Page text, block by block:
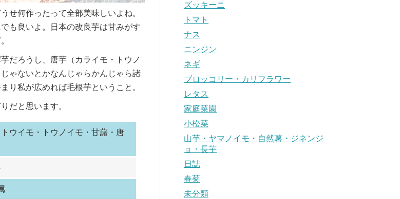
せ何作ったって全部美味しいよね。
も良いよ。日本の改良芋は甘みがす
だろうし、唐芋（カライモ・トウノ
ゃないとかなんじゃらかんじゃら諸
り私が広めれば毛根芋ということ。
だと思います。
ウイモ・トウノイモ・甘藷・唐
ズッキーニ
トマト
ナス
ニンジン
ネギ
ブロッコリー・カリフラワー
レタス
家庭菜園
小松菜
山芋・ヤマノイモ・自然薯・ジネンジ
ョ・長芋
日誌
春菊
未分類